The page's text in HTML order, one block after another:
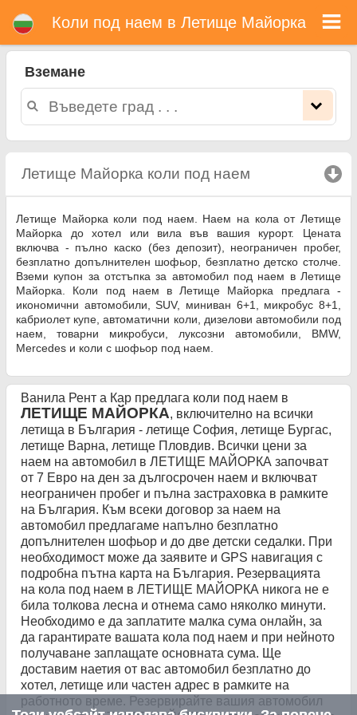
Коли под наем в Летище Майорка
Вземане
Летище Майорка коли под наем click to
Летище Майорка коли под наем. Наем на кола от Летище
Майорка до хотел или вила във вашия курорт. Цената
включва - пълно каско (без депозит), неограничен пробег,
безплатно допълнителен шофьор, безплатно детско столче.
Вземи купон за отстъпка за автомобил под наем в Летище
Майорка. Коли под наем в Летище Майорка предлага -
икономични автомобили, SUV, миниван 6+1, микробус 8+1,
кабриолет купе, автоматични коли, дизелови автомобили под
наем, товарни микробуси, луксозни автомобили, BMW,
Mercedes и коли с шофьор под наем.
Ванила Рент а Кар предлага коли под наем в
ЛЕТИЩЕ МАЙОРКА, включително на всички
летища в България - летище София, летище Бургас,
летище Варна, летище Пловдив. Всички цени за
наем на автомобил в ЛЕТИЩЕ МАЙОРКА започват
от 7 Евро на ден за дългосрочен наем и включват
неограничен пробег и пълна застраховка в рамките
на България. Към всеки договор за наем на
автомобил предлагаме напълно безплатно
допълнителен шофьор и до две детски седалки. При
необходимост може да заявите и GPS навигация с
подробна пътна карта на България. Резервацията
на кола под наем в ЛЕТИЩЕ МАЙОРКА никога не е
била толкова лесна и отнема само няколко минути.
Необходимо е да заплатите малка сума онлайн, за
да гарантирате вашата кола под наем и при нейното
получаване заплащате основната сума. Ще
доставим наетия от вас автомобил безплатно до
хотел, летище или частен адрес в рамките на
работното време. Резервирайте вашия автомобил